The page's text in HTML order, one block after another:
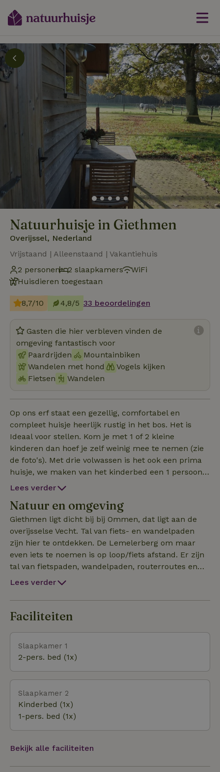
Natuurhuisje in Giethmen
Overijssel, Nederland
Vrijstaand | Alleenstaand | Vakantiehuis
2 personen
2 slaapkamers
WiFi
Huisdieren toegestaan
8,7/10 4,8/5 33 beoordelingen
Gasten die hier verbleven vinden de
omgeving fantastisch voor
Paardrijden
Mountainbiken
Wandelen met hond
Vogels kijken
Fietsen
Wandelen
Op ons erf staat een gezellig, comfortabel en
compleet huisje heerlijk rustig in het bos. Het is
Ideaal voor stellen. Kom je met 1 of 2 kleine
kinderen dan hoef je zelf weinig mee te nemen (zie
de foto's). Met drie volwassen is het ook een prima
huisje, we maken van het kinderbed een 1 persoon
bed. Ommen, Dalfsen, NS stations, de Vecht,
allemaal op fietsafstand. In het huisje is een
uitgeruste keuken, een badkamer met toilet,
koelkast, goede wifi , ruim terras en voldoende
ruimte om altijd ergens een lekker plekje te vinden.
Zelf wonen wij (gezin met 2 opgroeiende kinderen,
hond en kat) in het huis op dit erf. De paarden lopen
in de weilanden en ook naast het huisje. De
staan, ligt achter het huisje.
Lees verder
Natuur en omgeving
Giethmen ligt dicht bij bij Ommen, dat ligt aan de
overijsselse Vecht. Tal van fiets- en wandelpaden
zijn hier te ontdekken. De Lemelerberg om maar
even iets te noemen is op loop/fiets afstand. Er zijn
tal van fietspaden, wandelpaden, routerroutes en
mountainbike uitdagingen in de omgeving. Ommen
leuke restaurants en zijn vele supermarkten.
Binnen 25 min. sta je in het centrum van Zwolle.
Lees verder
Faciliteiten
Slaapkamer 1
2-pers. bed (1x)
Slaapkamer 2
Kinderbed (1x)
1-pers. bed (1x)
Bekijk alle faciliteiten